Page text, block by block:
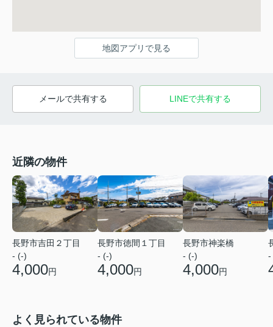
地図アプリで見る
メールで共有する LINEで共有する
近隣の物件
長野市吉田２丁目
- (-)
4,000円
長野市徳間１丁目
- (-)
4,000円
長野市神楽橋
- (-)
4,000円
-
よく見られている物件